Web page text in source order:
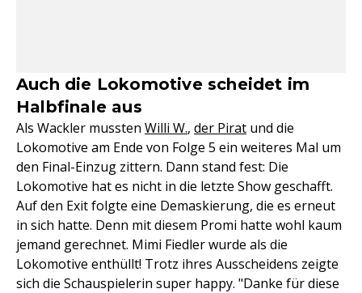
Auch die Lokomotive scheidet im
Halbfinale aus
Als Wackler mussten Willi W., der Pirat und die
Lokomotive am Ende von Folge 5 ein weiteres Mal um
den Final-Einzug zittern. Dann stand fest: Die
Lokomotive hat es nicht in die letzte Show geschafft.
Auf den Exit folgte eine Demaskierung, die es erneut
in sich hatte. Denn mit diesem Promi hatte wohl kaum
jemand gerechnet. Mimi Fiedler wurde als die
Lokomotive enthüllt! Trotz ihres Ausscheidens zeigte
sich die Schauspielerin super happy. "Danke für diese